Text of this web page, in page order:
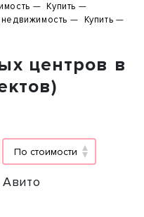
Купить
Купить
центров в
По стоимости